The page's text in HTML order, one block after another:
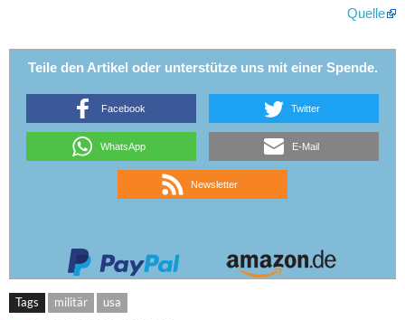
Quelle
Teile den Artikel oder unterstütze uns mit einer Spende.
Facebook Twitter
WhatsApp E-Mail
Newsletter
Tags militär usa